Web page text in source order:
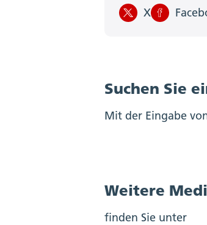
X
Suchen Sie
Mit der Eingabe
Weitere
finden Sie unter